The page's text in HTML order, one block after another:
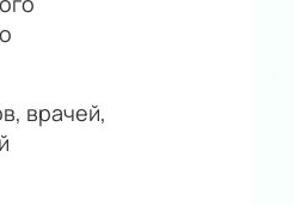
врачей,